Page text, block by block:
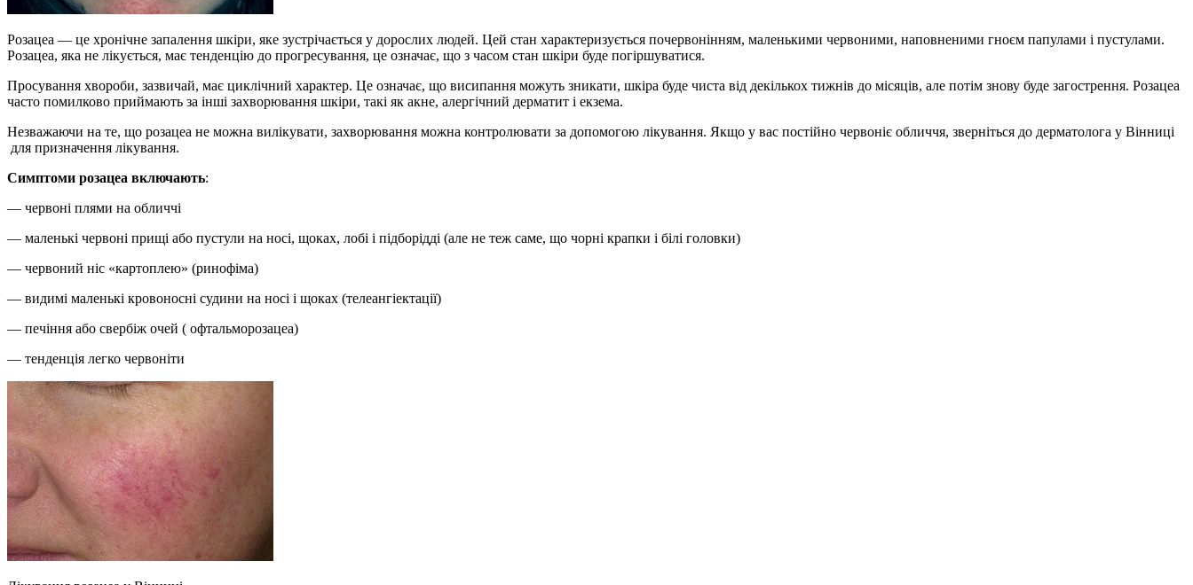
Розацеа — це хронічне запалення шкіри, яке зустрічається у дорослих людей. Цей стан характеризується почервонінням, маленькими червоними, наповненими гноєм папулами і пустулами.
Розацеа, яка не лікується, має тенденцію до прогресування, це означає, що з часом стан шкіри буде погіршуватися.
Просування хвороби, зазвичай, має циклічний характер. Це означає, що висипання можуть зникати, шкіра буде чиста від декількох тижнів до місяців, але потім знову буде загострення. Розацеа
часто помилково приймають за інші захворювання шкіри, такі як акне, алергічний дерматит і екзема.
Незважаючи на те, що розацеа не можна вилікувати, захворювання можна контролювати за допомогою лікування. Якщо у вас постійно червоніє обличчя, зверніться до дерматолога у Вінниці
для призначення лікування.
Симптоми розацеа включають:
— червоні плями на обличчі
— маленькі червоні прищі або пустули на носі, щоках, лобі і підборідді (але не теж саме, що чорні крапки і білі головки)
— червоний ніс «картоплею» (ринофіма)
— видимі маленькі кровоносні судини на носі і щоках (телеангіектації)
— печіння або свербіж очей ( офтальморозацеа)
— тенденція легко червоніти